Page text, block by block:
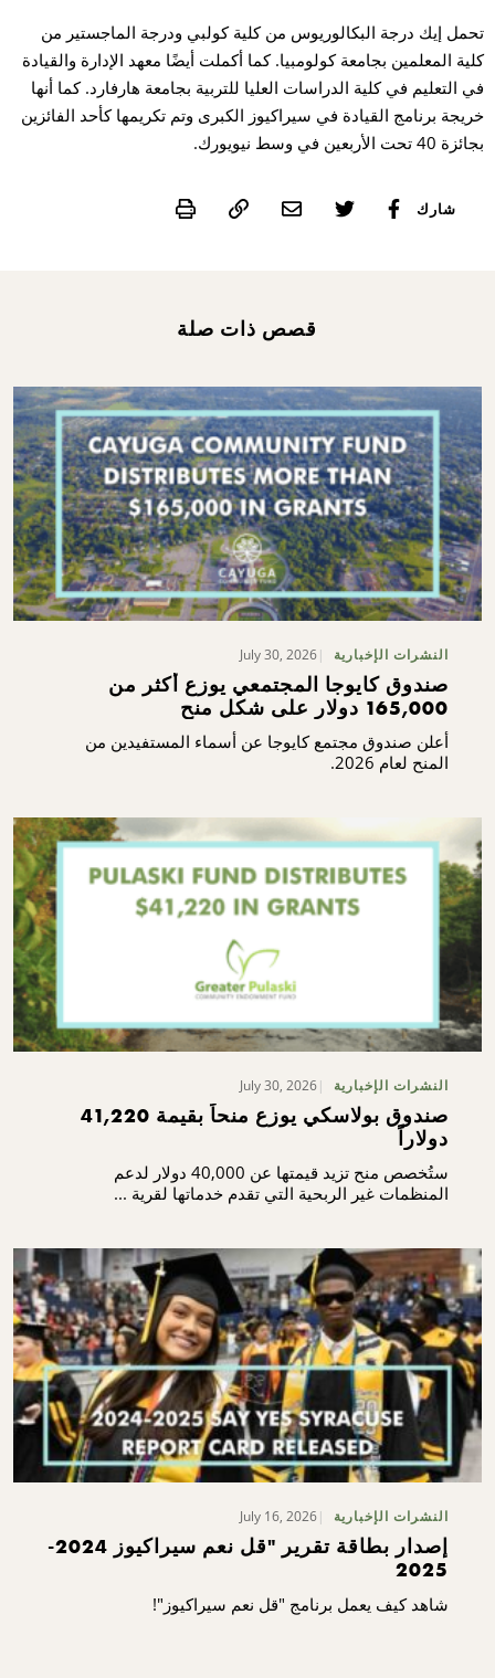
تحمل إيك درجة البكالوريوس من كلية كولبي ودرجة الماجستير من
كلية المعلمين بجامعة كولومبيا. كما أكملت أيضًا معهد الإدارة والقيادة
في التعليم في كلية الدراسات العليا للتربية بجامعة هارفارد. كما أنها
خريجة برنامج القيادة في سيراكيوز الكبرى وتم تكريمها كأحد الفائزين
بجائزة 40 تحت الأربعين في وسط نيويورك.
شارك Print
قصص ذات صلة
النشرات الإخبارية July 30, 2026
صندوق كايوجا المجتمعي يوزع أكثر من
165,000 دولار على شكل منح
أعلن صندوق مجتمع كايوجا عن أسماء المستفيدين من
المنح لعام 2026.
النشرات الإخبارية July 30, 2026
صندوق بولاسكي يوزع منحاً بقيمة 41,220
دولاراً
ستُخصص منح تزيد قيمتها عن 40,000 دولار لدعم
المنظمات غير الربحية التي تقدم خدماتها لقرية ...
النشرات الإخبارية July 16, 2026
إصدار بطاقة تقرير "قل نعم سيراكيوز 2024-
2025
شاهد كيف يعمل برنامج "قل نعم سيراكيوز"!